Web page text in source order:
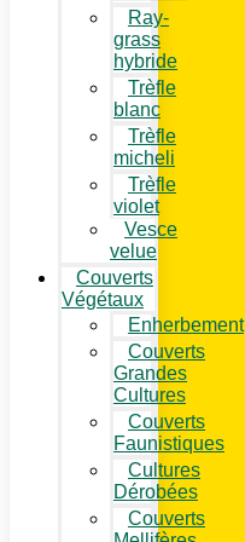
Ray-
grass
hybride
Trèfle
blanc
Trèfle
micheli
Trèfle
violet
Vesce
velue
Couverts
Végétaux
Enherbement
Couverts
Grandes
Cultures
Couverts
Faunistiques
Cultures
Dérobées
Couverts